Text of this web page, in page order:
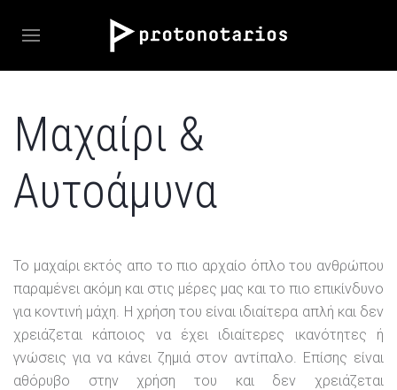
Μαχαίρι &
Αυτοάμυνα
Το μαχαίρι εκτός απο το πιο αρχαίο όπλο του ανθρώπου
παραμένει ακόμη και στις μέρες μας και το πιο επικίνδυνο
για κοντινή μάχη. Η χρήση του είναι ιδιαίτερα απλή και δεν
χρειάζεται κάποιος να έχει ιδιαίτερες ικανότητες ή
γνώσεις για να κάνει ζημιά στον αντίπαλο. Επίσης είναι
αθόρυβο στην χρήση του και δεν χρειάζεται